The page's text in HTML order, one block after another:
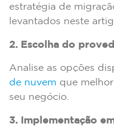
estratégia de
levantados neste
2. Escolha do
Analise as opções
de nuvem que
seu negócio.
3. Implementação